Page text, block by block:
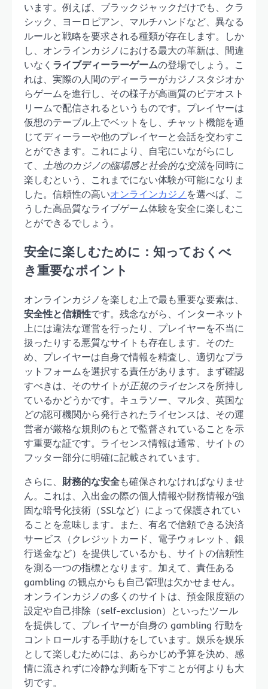
います。例えば、ブラックジャックだけでも、クラ
シック、ヨーロピアン、マルチハンドなど、異なる
ルールと戦略を要求される種類が存在します。しか
し、オンラインカジノにおける最大の革新は、間違
いなく ライブディーラーゲームの登場でしょう。こ
れは、実際の人間のディーラーがカジノスタジオか
らゲームを進行し、その様子が高画質のビデオスト
リームで配信されるというものです。プレイヤーは
仮想のテーブル上でベットをし、チャット機能を通
じてディーラーや他のプレイヤーと会話を交わすこ
とができます。これにより、自宅にいながらにし
て、 土地のカジノの臨場感と社会的な交流を同時に
楽しむという、これまでにない体験が可能になりま
した。信頼性の高いオンラインカジノ を選べば、こ
うした高品質なライブゲーム体験を安全に楽しむこ
とができるでしょう。
安全に楽しむために：知っておくべ
き重要なポイント
オンラインカジノを楽しむ上で最も重要な要素は、
安全性と信頼性です。残念ながら、インターネット
上には違法な運営を行ったり、プレイヤーを不当に
扱ったりする悪質なサイトも存在します。そのた
め、プレイヤーは自身で情報を精査し、適切なプラ
ットフォームを選択する責任があります。まず確認
すべきは、そのサイトが正規のライセンスを所持し
ているかどうかです。キュラソー、マルタ、英国な
どの認可機関から発行されたライセンスは、その運
営者が厳格な規則のもとで監督されていることを示
す重要な証です。ライセンス情報は通常、サイトの
フッター部分に明確に記載されています。
さらに、 財務的な安全も確保されなければなりませ
ん。これは、入出金の際の個人情報や財務情報が強
固な暗号化技術（SSLなど）によって保護されてい
ることを意味します。また、有名で信頼できる決済
サービス（クレジットカード、電子ウォレット、銀
行送金など）を提供しているかも、サイトの信頼性
を測る一つの指標となります。加えて、責任ある
gambling の観点からも自己管理は欠かせません。
オンラインカジノの多くのサイトは、預金限度額の
設定や自己排除（self-exclusion）といったツール
を提供して、プレイヤーが自身の gambling 行動を
コントロールする手助けをしています。娱乐を娱乐
として楽しむためには、あらかじめ予算を決め、感
情に流されずに冷静な判断を下すことが何よりも大
切です。